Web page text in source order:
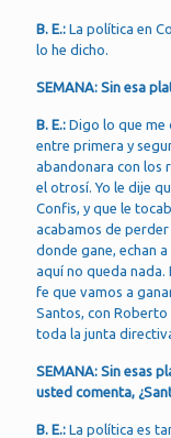
B. E.: La política en
lo he dicho.
SEMANA: Sin esa
B. E.: Digo lo que me
entre primera y
abandonara con los
el otrosí. Yo le dije
Confis, y que le
acabamos de
donde gane, echan
aquí no queda nada.
fe que vamos a
Santos, con
toda la junta
SEMANA: Sin esas
usted comenta,
B. E.: La política es